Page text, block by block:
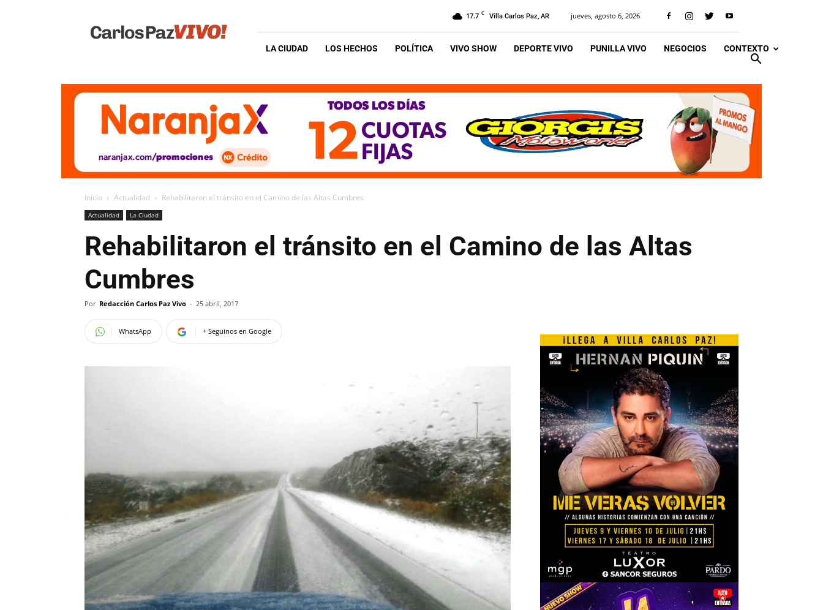
Vivo
17.7 C Villa Carlos Paz, AR jueves, agosto 6, 2026
LA CIUDAD LOS HECHOS POLÍTICA VIVO SHOW DEPORTE VIVO PUNILLA VIVO NEGOCIOS CONTEXTO
Inicio Actualidad Rehabilitaron el tránsito en el Camino de las Altas Cumbres
Actualidad La Ciudad
Rehabilitaron el tránsito en el Camino de las Altas
Cumbres
Por Redacción Carlos Paz Vivo - 25 abril, 2017
WhatsApp + Seguinos en Google